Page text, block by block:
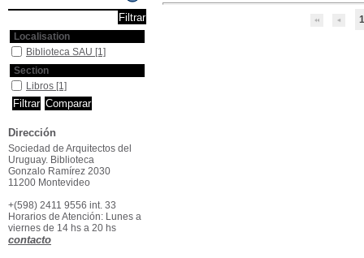
1
Localisation
Biblioteca SAU [1]
Section
Libros [1]
Dirección
Sociedad de Arquitectos del
Uruguay. Biblioteca
Gonzalo Ramírez 2030
11200 Montevideo
+(598) 2411 9556 int. 33
Horarios de Atención: Lunes a
viernes de 14 hs a 20 hs
contacto